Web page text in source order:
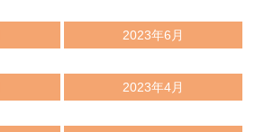
2023年6月
2023年4月